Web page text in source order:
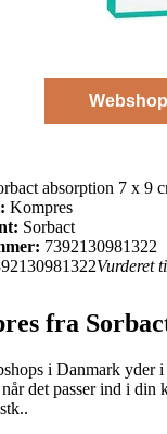
Webshop
absorption 7 x 9
Kompres
Sorbact
7392130981322
Vurderet
fra
i Danmark yder
det passer ind i din